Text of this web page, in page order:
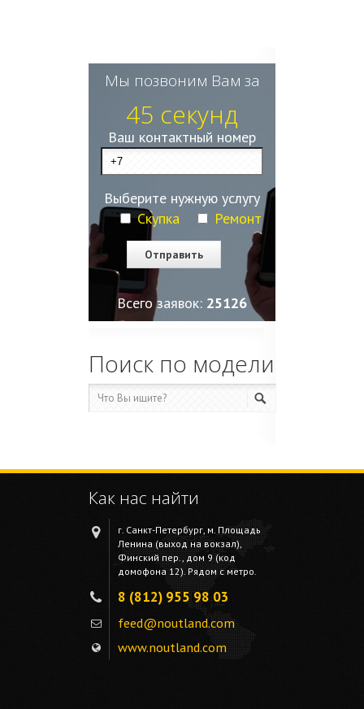
Мы позвоним Вам за
45 секунд
Ваш контактный номер
Выберите нужную услугу
Скупка
Ремонт
Всего заявок: 25129
Поиск по модели
Как нас найти
г. Санкт-Петербург, м. Площадь
Ленина (выход на вокзал),
Финский пер., дом 9 (код
домофона 12). Рядом с метро.
8 (812) 955 98 03
feed@noutland.com
www.noutland.com